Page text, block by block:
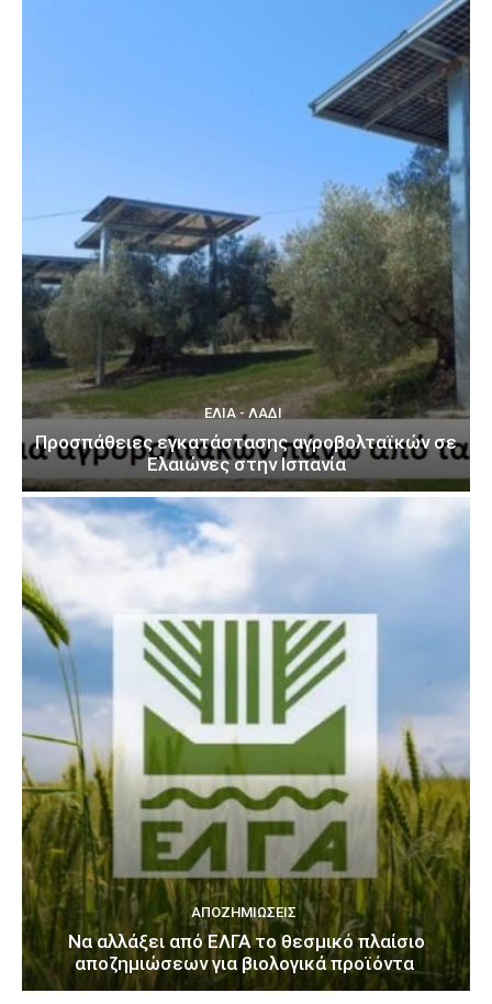
ΕΛΙΆ - ΛΆΔΙ
Προσπάθειες εγκατάστασης αγροβολταϊκών σε
Ελαιώνες στην Ισπανία
ΑΠΟΖΗΜΙΏΣΕΙΣ
Να αλλάξει από ΕΛΓΑ το θεσμικό πλαίσιο
αποζημιώσεων για βιολογικά προϊόντα